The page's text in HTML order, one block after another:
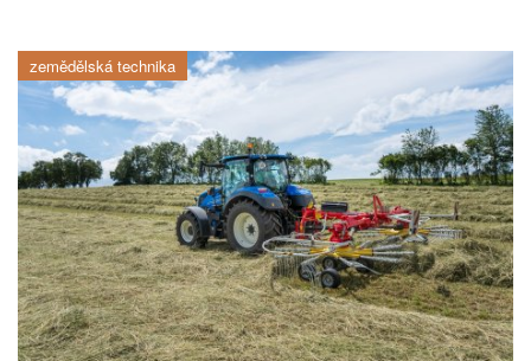
zemědělská technika